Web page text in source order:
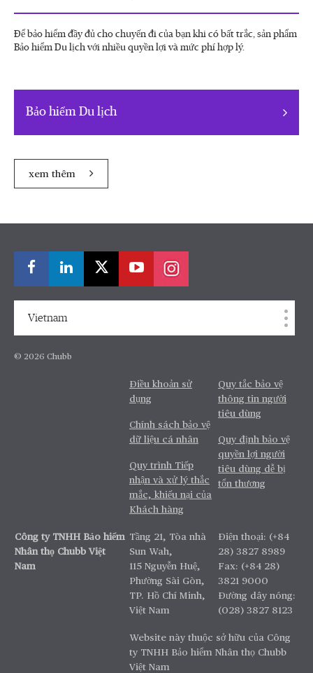
Để bảo hiểm đầy đủ cho chuyến đi của bạn khi có bất trắc, sản phẩm
Bảo hiểm Du lịch với nhiều quyền lợi và mức phí hợp lý.
Bảo hiểm Du lịch
xem thêm
Vietnam
© 2026 Chubb
Điều khoản sử
dụng
Chính sách bảo vệ
dữ liệu cá nhân
Quy trình Tiếp
nhận và xử lý thắc
mắc, khiếu nại của
Khách hàng
Quy tắc bảo vệ
thông tin người
tiêu dùng
Quy định bảo vệ
quyền lợi người
tiêu dùng dễ bị
tổn thương
Công ty TNHH Bảo hiểm
Nhân thọ Chubb Việt
Nam
Tầng 21, Tòa nhà
Sun Wah,
115 Nguyễn Huệ,
Phường Sài Gòn,
TP. Hồ Chí Minh,
Việt Nam
Điện thoại: (+84
28) 3827 8989
Fax: (+84 28)
3821 9000
Đường dây nóng:
(028) 3827 8123
Website này thuộc sở hữu của Công
ty TNHH Bảo hiểm Nhân thọ Chubb
Việt Nam